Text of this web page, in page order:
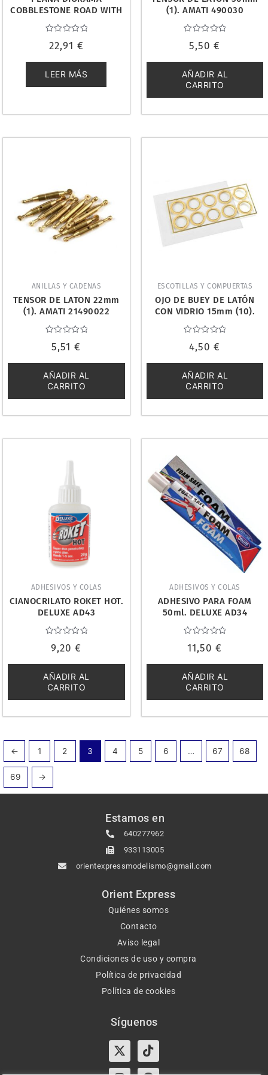
COBBLESTONE ROAD WITH
TRAM LINE 1/35. MINIART
36065
con
de
5
22,91 €
LEER MÁS
(1). AMATI 490030
con
de
5
5,50€
AÑADIR AL
CARRITO
ANILLAS Y CADENAS
TENSOR DE LATON 22mm
(1). AMATI 21490022
con
de
5
5,51€
AÑADIR AL
CARRITO
ESCOTILLAS Y COMPUERTAS
OJO DE BUEY DE LATÓN
CON VIDRIO 15mm (10).
AMATI 494015
con
de
5
4,50€
AÑADIR AL
CARRITO
ADHESIVOS Y COLAS
CIANOCRILATO ROKET HOT.
DELUXE AD43
con
de
5
9,20€
AÑADIR AL
CARRITO
ADHESIVOS Y COLAS
ADHESIVO PARA FOAM
50ml. DELUXE AD34
con
de
5
11,50€
AÑADIR AL
CARRITO
← 1 2 3 4 5 6 … 67 68
69 →
Estamos en
640277962
933113005
orientexpressmodelismo@gmail.com
Orient Express
Quiénes somos
Contacto
Aviso legal
Condiciones de uso y compra
Política de privacidad
Política de cookies
Síguenos
X-
twitter
Tiktok
InstagramFacebook